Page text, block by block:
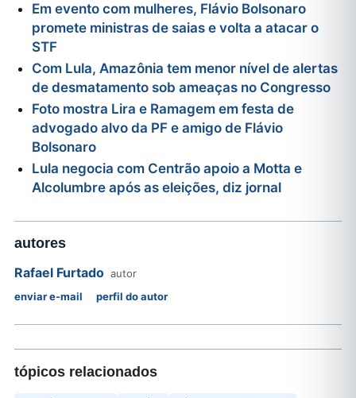
Em evento com mulheres, Flávio Bolsonaro
promete ministras de saias e volta a atacar o
STF
Com Lula, Amazônia tem menor nível de alertas
de desmatamento sob ameaças no Congresso
Foto mostra Lira e Ramagem em festa de
advogado alvo da PF e amigo de Flávio
Bolsonaro
Lula negocia com Centrão apoio a Motta e
Alcolumbre após as eleições, diz jornal
autores
Rafael Furtado autor
enviar e-mail
perfil do autor
tópicos relacionados